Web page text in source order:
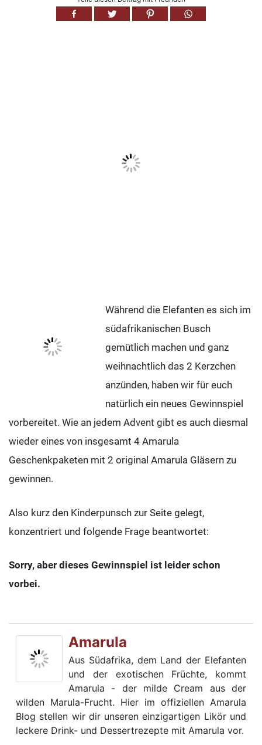
Während die Elefanten es sich im
südafrikanischen Busch
gemütlich machen und ganz
weihnachtlich das 2 Kerzchen
anzünden, haben wir für euch
natürlich ein neues Gewinnspiel
vorbereitet. Wie an jedem Advent gibt es auch diesmal
wieder eines von insgesamt 4 Amarula
Geschenkpaketen mit 2 original Amarula Gläsern zu
gewinnen.
Also kurz den Kinderpunsch zur Seite gelegt,
konzentriert und folgende Frage beantwortet:
Sorry, aber dieses Gewinnspiel ist leider schon
vorbei.
Amarula
Aus Südafrika, dem Land der Elefanten
und der exotischen Früchte, kommt
Amarula - der milde Cream aus der
wilden Marula-Frucht. Hier im offiziellen Amarula
Blog stellen wir dir unseren einzigartigen Likör und
leckere Drink- und Dessertrezepte mit Amarula vor.